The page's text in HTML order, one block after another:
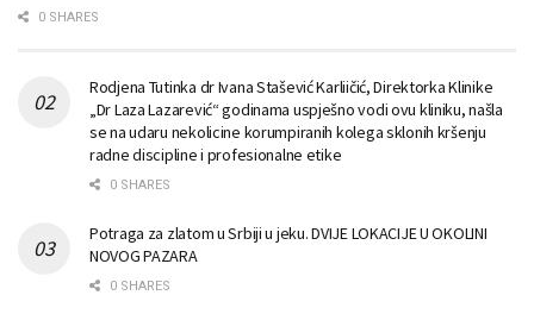
0 SHARES
Rodjena Tutinka dr Ivana Stašević Karliičić, Direktorka Klinike
„Dr Laza Lazarević“ godinama uspješno vodi ovu kliniku, našla
se na udaru nekolicine korumpiranih kolega sklonih kršenju
radne discipline i profesionalne etike
0 SHARES
Potraga za zlatom u Srbiji u jeku. DVIJE LOKACIJE U OKOLINI
NOVOG PAZARA
0 SHARES